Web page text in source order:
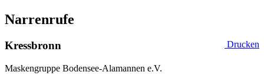
Narrenrufe
Drucken
Kressbronn
Maskengruppe Bodensee-Alamannen e.V.